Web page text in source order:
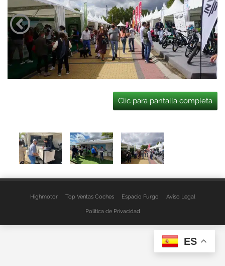
Clic para pantalla completa
Highmotor Top Ventas Coches Espacio Furgo Aviso Legal
Política de Privacidad
ES